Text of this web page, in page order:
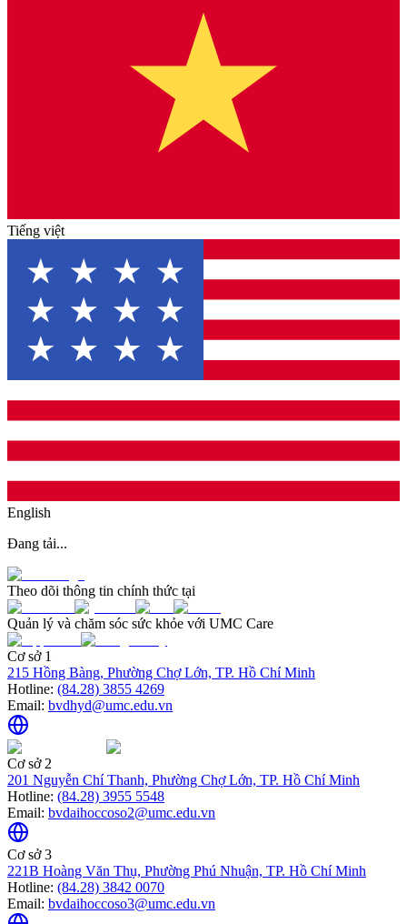
Tiếng việt
English
Đang tải...
Theo dõi thông tin chính thức tại
Quản lý và chăm sóc sức khỏe với UMC Care
Cơ sở 1
215 Hồng Bàng, Phường Chợ Lớn, TP. Hồ Chí Minh
Hotline: (84.28) 3855 4269
Email: bvdhyd@umc.edu.vn
Cơ sở 2
201 Nguyễn Chí Thanh, Phường Chợ Lớn, TP. Hồ Chí Minh
Hotline: (84.28) 3955 5548
Email: bvdaihoccoso2@umc.edu.vn
Cơ sở 3
221B Hoàng Văn Thụ, Phường Phú Nhuận, TP. Hồ Chí Minh
Hotline: (84.28) 3842 0070
Email: bvdaihoccoso3@umc.edu.vn